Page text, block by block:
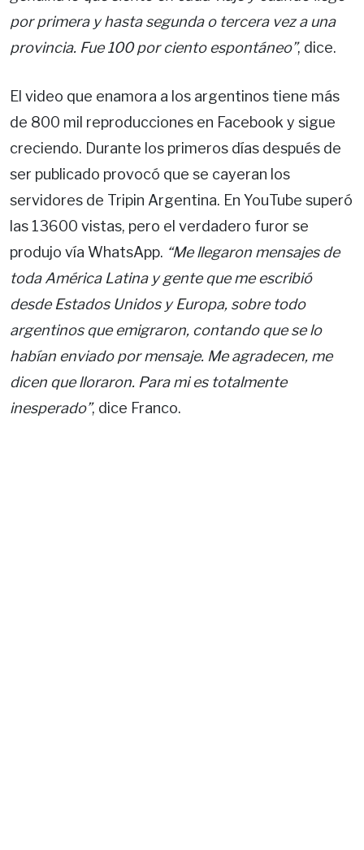
por primera y hasta segunda o tercera vez a una
provincia. Fue 100 por ciento espontáneo”, dice.
El video que enamora a los argentinos tiene más
de 800 mil reproducciones en Facebook y sigue
creciendo. Durante los primeros días después de
ser publicado provocó que se cayeran los
servidores de Tripin Argentina. En YouTube superó
las 13600 vistas, pero el verdadero furor se
produjo vía WhatsApp. “Me llegaron mensajes de
toda América Latina y gente que me escribió
desde Estados Unidos y Europa, sobre todo
argentinos que emigraron, contando que se lo
habían enviado por mensaje. Me agradecen, me
dicen que lloraron. Para mi es totalmente
inesperado”, dice Franco.